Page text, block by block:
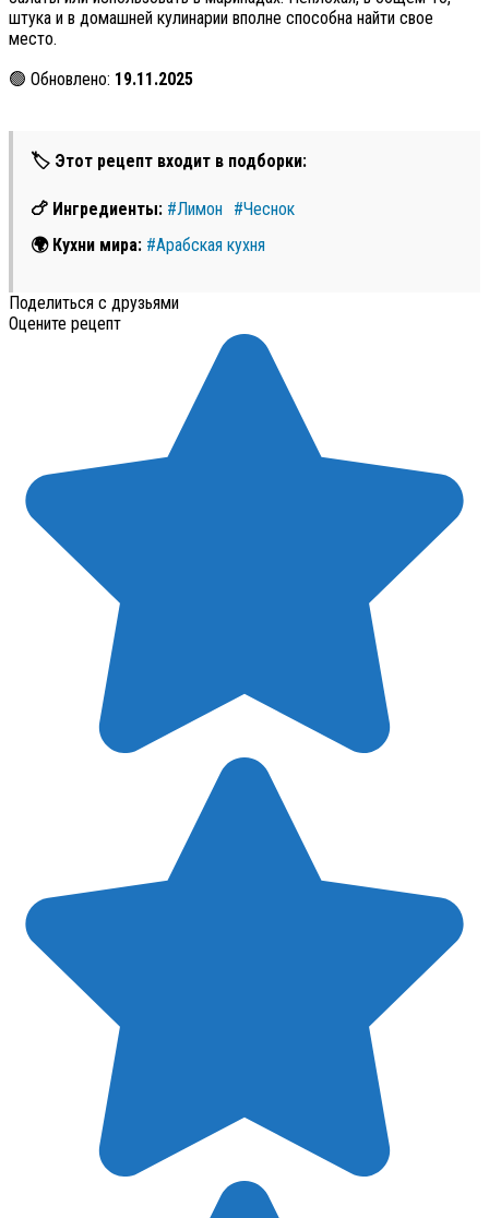
штука и в домашней кулинарии вполне способна найти свое
место.
🟢 Обновлено: 19.11.2025
🏷 Этот рецепт входит в подборки:
🍗 Ингредиенты: #Лимон #Чеснок
🌍 Кухни мира: #Арабская кухня
Поделиться с друзьями
Оцените рецепт